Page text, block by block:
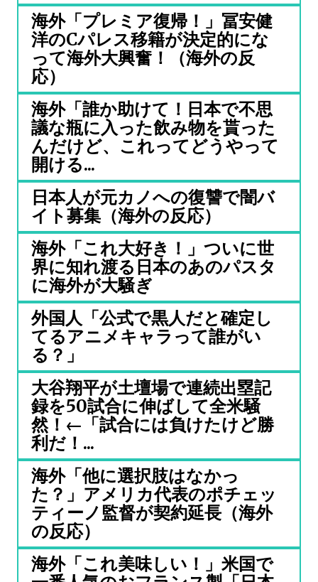
海外「プレミア復帰！」冨安健
洋のCパレス移籍が決定的にな
って海外大興奮！（海外の反
応）
海外「誰か助けて！日本で不思
議な瓶に入った飲み物を貰った
んだけど、これってどうやって
開ける...
日本人が元カノへの復讐で闇バ
イト募集（海外の反応）
海外「これ大好き！」ついに世
界に知れ渡る日本のあのパスタ
に海外が大騒ぎ
外国人「公式で黒人だと確定し
てるアニメキャラって誰がい
る？」
大谷翔平が土壇場で連続出塁記
録を50試合に伸ばして全米騒
然！←「試合には負けたけど勝
利だ！...
海外「他に選択肢はなかっ
た？」アメリカ代表のポチェッ
ティーノ監督が契約延長（海外
の反応）
海外「これ美味しい！」米国で